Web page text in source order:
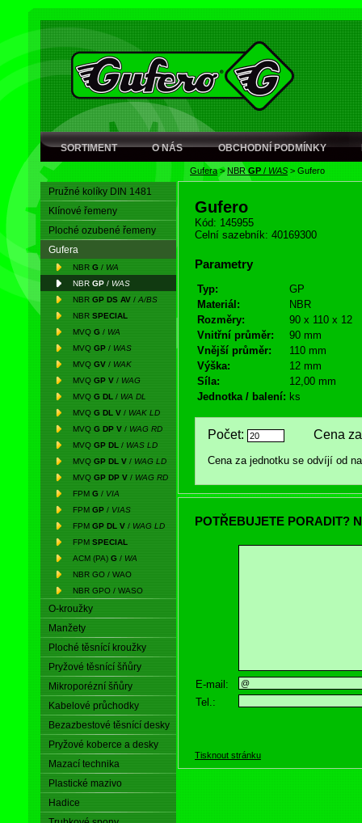
SORTIMENT O NÁS OBCHODNÍ PODMÍNKY
Gufera> NBRGP / WAS > Gufero
Pružné kolíky DIN 1481
Klínové řemeny
Ploché ozubené řemeny
Gufera
NBR G / WA
NBR GP / WAS
NBR GP DS AV / A/BS
NBR SPECIAL
MVQ G / WA
MVQ GP / WAS
MVQ GV / WAK
MVQ GP V / WAG
MVQ G DL / WA DL
MVQ G DL V / WAK LD
MVQ G DP V / WAG RD
MVQ GP DL / WAS LD
MVQ GP DL V / WAG LD
MVQ GP DP V / WAG RD
FPM G / VIA
FPM GP / VIAS
FPM GP DL V / WAG LD
FPM SPECIAL
ACM (PA) G / WA
NBR GO / WAO
NBR GPO / WASO
O-kroužky
Manžety
Ploché těsnící kroužky
Pryžové těsnící šňůry
Mikroporézní šňůry
Kabelové průchodky
Bezazbestové těsnící desky
Pryžové koberce a desky
Mazací technika
Plastické mazivo
Hadice
Gufero
Kód: 145955
Celní sazebník: 40169300
Parametry
Typ:
GP
Materiál:
NBR
Rozměry:
90 x 110 x 12
Vnitřní průměr:
90 mm
Vnější průměr:
110 mm
Výška:
12 mm
Síla:
12,00 mm
Jednotka / balení: ks
Počet: Cena za
Cena za jednotku se odvíjí od
POTŘEBUJETE PORADIT?
E-mail:
Tel.:
Tisknout stránku